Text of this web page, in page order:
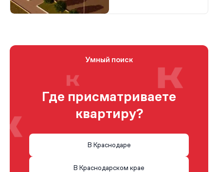
Умный поиск
Где присматриваете
квартиру?
В Краснодаре
В Краснодарском крае